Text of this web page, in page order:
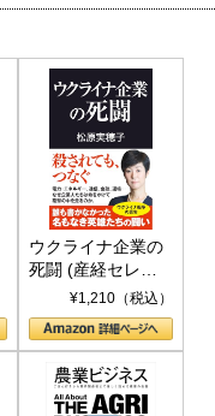
ウクライナ企業の
死闘 (産経セレク
ト S 039)¥1,210（税込）